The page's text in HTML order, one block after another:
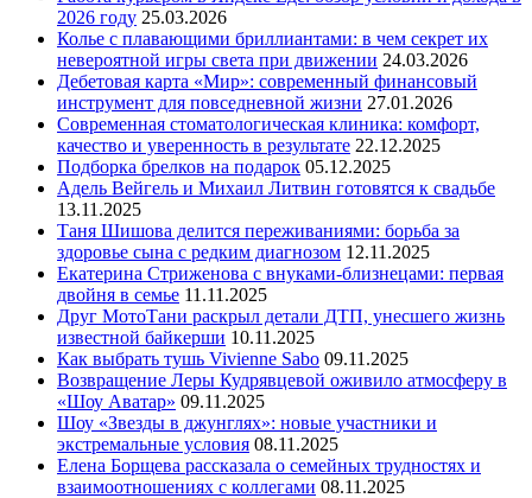
2026 году 25.03.2026
Колье с плавающими бриллиантами: в чем секрет их
невероятной игры света при движении 24.03.2026
Дебетовая карта «Мир»: современный финансовый
инструмент для повседневной жизни 27.01.2026
Современная стоматологическая клиника: комфорт,
качество и уверенность в результате 22.12.2025
Подборка брелков на подарок 05.12.2025
Адель Вейгель и Михаил Литвин готовятся к свадьбе
13.11.2025
Таня Шишова делится переживаниями: борьба за
здоровье сына с редким диагнозом 12.11.2025
Екатерина Стриженова с внуками-близнецами: первая
двойня в семье 11.11.2025
Друг МотоТани раскрыл детали ДТП, унесшего жизнь
известной байкерши 10.11.2025
Как выбрать тушь Vivienne Sabo 09.11.2025
Возвращение Леры Кудрявцевой оживило атмосферу в
«Шоу Аватар» 09.11.2025
Шоу «Звезды в джунглях»: новые участники и
экстремальные условия 08.11.2025
Елена Борщева рассказала о семейных трудностях и
взаимоотношениях с коллегами 08.11.2025